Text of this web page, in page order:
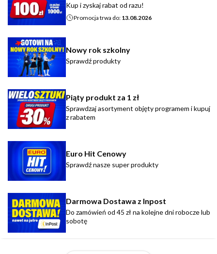
Kup i zyskaj rabat od razu!
Promocja trwa do: 13.08.2026
Nowy rok szkolny
Sprawdź produkty
Piąty produkt za 1 zł
Sprawdzaj asortyment objęty programem i kupuj
z rabatem
Euro Hit Cenowy
Sprawdź nasze super produkty
Darmowa Dostawa z Inpost
Do zamówień od 45 zł na kolejne dni robocze lub
sobotę